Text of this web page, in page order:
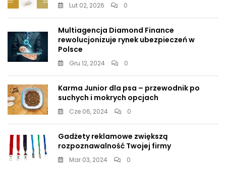
Lut 02, 2026 0
Multiagencja Diamond Finance
rewolucjonizuje rynek ubezpieczeń w
Polsce
Gru 12, 2024 0
Karma Junior dla psa – przewodnik po
suchych i mokrych opcjach
Cze 06, 2024 0
Gadżety reklamowe zwiększą
rozpoznawalność Twojej firmy
Mar 03, 2024 0